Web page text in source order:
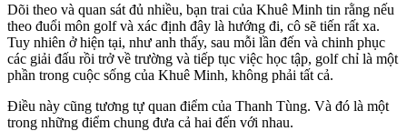
Dõi theo và quan sát đủ nhiều, bạn trai của Khuê Minh tin rằng nếu
theo đuổi môn golf và xác định đây là hướng đi, cô sẽ tiến rất xa.
Tuy nhiên ở hiện tại, như anh thấy, sau mỗi lần đến và chinh phục
các giải đấu rồi trở về trường và tiếp tục việc học tập, golf chỉ là một
phần trong cuộc sống của Khuê Minh, không phải tất cả.
Điều này cũng tương tự quan điểm của Thanh Tùng. Và đó là một
trong những điểm chung đưa cả hai đến với nhau.